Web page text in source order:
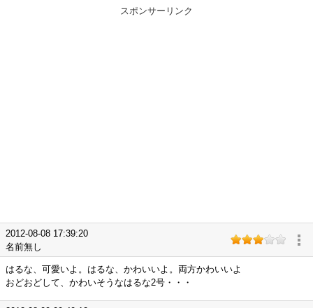
スポンサーリンク
2012-08-08 17:39:20
名前無し
はるな、可愛いよ。はるな、かわいいよ。両方かわいいよ
おどおどして、かわいそうなはるな2号・・・